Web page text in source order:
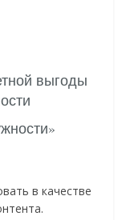
выгоды
в качестве